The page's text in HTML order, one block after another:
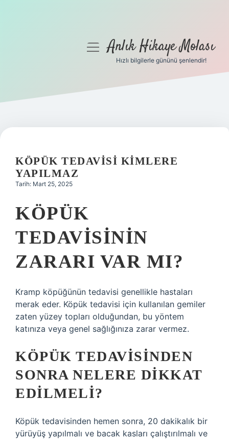
Gizlilik Politikası
Yasal Uyarı
menüyüAnlık Hikaye Molası
Hızlı bilgilerle gününü şenlendir!
KÖPÜK TEDAVISI KIMLERE
YAPILMAZ
Tarih: Mart 25, 2025
KÖPÜK
TEDAVISININ
ZARARI VAR MI?
Kramp köpüğünün tedavisi genellikle hastaları
merak eder. Köpük tedavisi için kullanılan gemiler
zaten yüzey topları olduğundan, bu yöntem
katınıza veya genel sağlığınıza zarar vermez.
KÖPÜK TEDAVISINDEN
SONRA NELERE DIKKAT
EDILMELI?
Köpük tedavisinden hemen sonra, 20 dakikalık bir
yürüyüş yapılmalı ve bacak kasları çalıştırılmalı ve